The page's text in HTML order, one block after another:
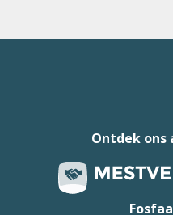
Ontdek ons